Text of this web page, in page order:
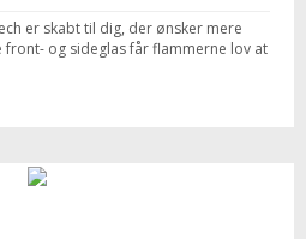
er skabt til dig, der ønsker mere
front- og sideglas får flammerne lov at